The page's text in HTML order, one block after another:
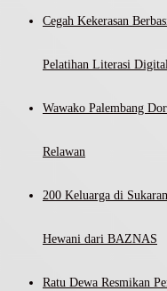
Cegah Kekerasan
Pelatihan Literasi
Wawako Palembang
Relawan
200 Keluarga di
Hewani dari BAZNAS
Ratu Dewa Resmikan